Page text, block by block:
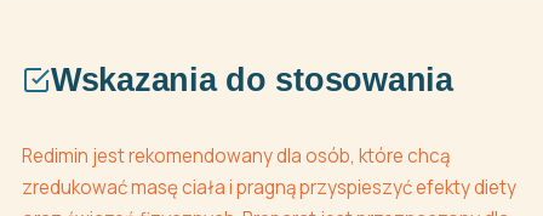
Wskazania do stosowania
Redimin jest rekomendowany dla osób, które chcą
zredukować masę ciała i pragną przyspieszyć efekty diety